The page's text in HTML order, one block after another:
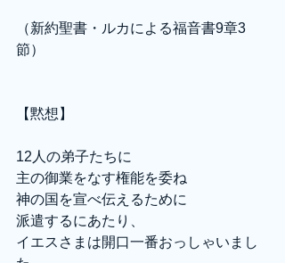
（新約聖書・ルカによる福音書9章3
節）
【黙想】
12人の弟子たちに
主の御業をなす権能を委ね
神の国を宣べ伝えるために
派遣するにあたり、
イエスさまは開口一番おっしゃいまし